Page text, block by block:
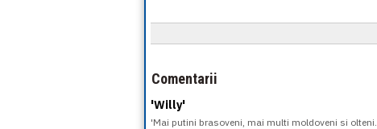
Comentarii
'Willy'
'Mai putini brasoveni, mai multi moldoveni si